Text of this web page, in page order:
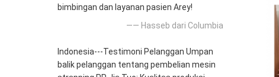
bimbingan dan layanan pasien Arey!
—— Hasseb dari Columbia
Indonesia---Testimoni Pelanggan Umpan
balik pelanggan tentang pembelian mesin